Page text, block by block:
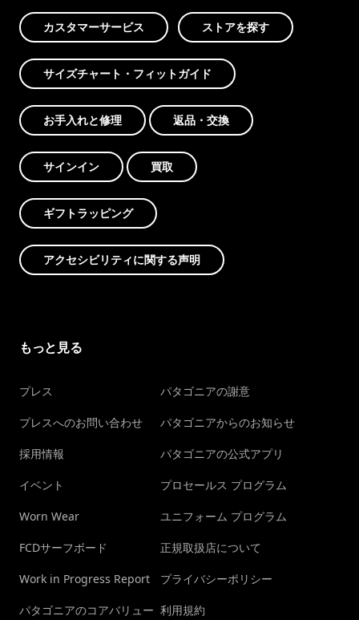
カスタマーサービス ストアを探す
サイズチャート・フィットガイド
お手入れと修理 返品・交換
サインイン 買取
ギフトラッピング
アクセシビリティに関する声明
もっと見る
プレス
プレスへのお問い合わせ
採用情報
イベント
Worn Wear
FCDサーフボード
Work in Progress Report
パタゴニアのコアバリュー
パタゴニアの謝意
パタゴニアからのお知らせ
パタゴニアの公式アプリ
プロセールス プログラム
ユニフォーム プログラム
正規取扱店について
プライバシーポリシー
利用規約